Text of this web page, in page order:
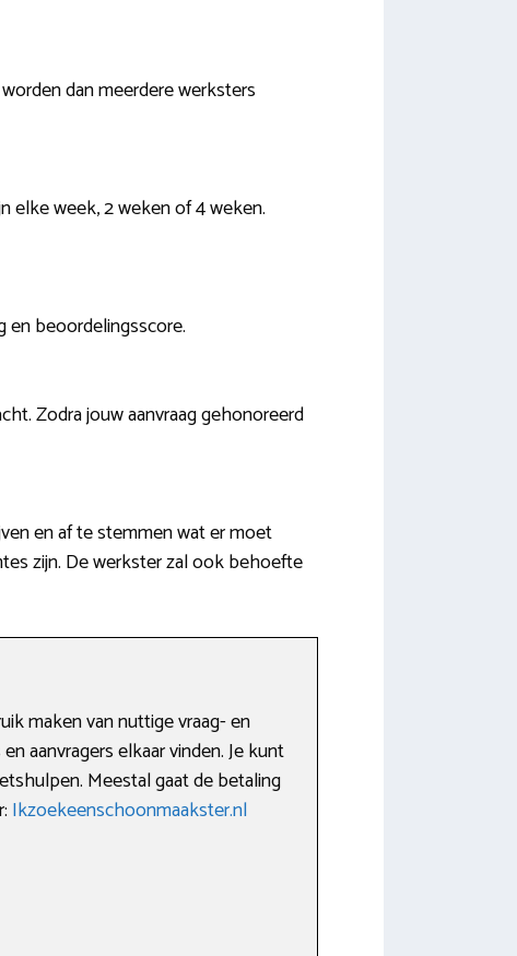
dan meerdere werksters
elke week, 2 weken of 4 weken.
en beoordelingsscore.
Zodra jouw aanvraag gehonoreerd
en af te stemmen wat er moet
zijn. De werkster zal ook behoefte
maken van nuttige vraag- en
aanvragers elkaar vinden. Je kunt
Meestal gaat de betaling
Ikzoekeenschoonmaakster.nl